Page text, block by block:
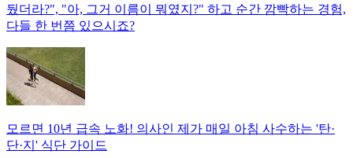
뒀더라?", "아, 그거 이름이 뭐였지?" 하고 순간 깜빡하는 경험,
다들 한 번쯤 있으시죠?
모르면 10년 급속 노화! 의사인 제가 매일 아침 사수하는 '탄·
단·지' 식단 가이드